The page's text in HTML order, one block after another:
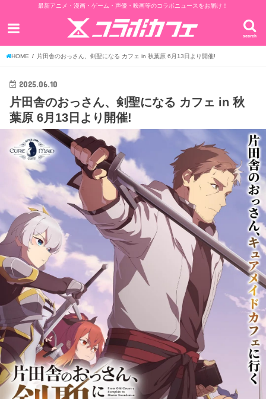
最新アニメ・漫画・ゲーム・声優・映画等のコラボニュースをお届け！
search
HOME 片田舎のおっさん、剣聖になる カフェ in 秋葉原 6月13日より開催!
2025.06.10
片田舎のおっさん、剣聖になる カフェ in 秋
葉原 6月13日より開催!